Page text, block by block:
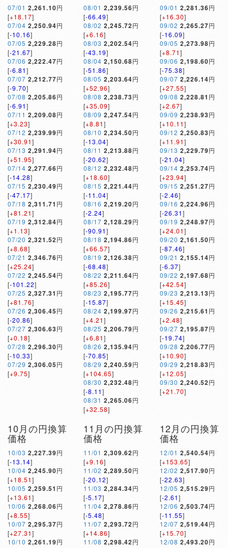
07/01 2,261.10円
[+18.17]
07/04 2,250.94円
[-10.16]
07/05 2,229.28円
[-21.67]
07/06 2,222.47円
[-6.81]
07/07 2,212.77円
[-9.70]
07/08 2,205.86円
[-6.91]
07/11 2,209.08円
[+3.23]
07/12 2,239.99円
[+30.91]
07/13 2,291.94円
[+51.95]
07/14 2,277.66円
[-14.28]
07/15 2,230.49円
[-47.17]
07/18 2,311.71 円
[+81.21]
07/19 2,312.84円
[+1.13]
07/20 2,321.52円
[+8.68]
07/21 2,346.76円
[+25.24]
07/22 2,245.54円
[-101.22]
07/25 2,327.31 円
[+81.76]
07/26 2,306.45円
[-20.86]
07/27 2,306.63円
[+0.18]
07/28 2,296.30円
[-10.33]
07/29 2,306.05円
[+9.75]
08/01 2,239.56円
[-66.49]
08/02 2,245.72円
[+6.16]
08/03 2,202.54円
[-43.19]
08/04 2,150.68円
[-51.86]
08/05 2,203.64円
[+52.96]
08/08 2,238.73円
[+35.09]
08/09 2,247.54円
[+8.81]
08/10 2,234.50円
[-13.04]
08/11 2,213.88円
[-20.62]
08/12 2,232.48円
[+18.60]
08/15 2,221.44円
[-11.04]
08/16 2,219.20円
[-2.24]
08/17 2,128.29円
[-90.91]
08/18 2,194.86円
[+66.57]
08/19 2,126.38円
[-68.48]
08/22 2,211.64円
[+85.26]
08/23 2,195.77円
[-15.87]
08/24 2,199.97円
[+4.21]
08/25 2,206.79円
[+6.81]
08/26 2,135.94円
[-70.85]
08/29 2,240.59円
[+104.65]
08/30 2,232.48円
[-8.11]
08/31 2,265.06円
[+32.58]
09/01 2,281.36円
[+16.30]
09/02 2,265.27円
[-16.09]
09/05 2,273.98円
[+8.71]
09/06 2,198.60円
[-75.38]
09/07 2,226.14円
[+27.55]
09/08 2,228.81 円
[+2.67]
09/09 2,238.93円
[+10.11]
09/12 2,250.83円
[+11.91]
09/13 2,229.79円
[-21.04]
09/14 2,253.74円
[+23.94]
09/15 2,251.27円
[-2.46]
09/16 2,224.96円
[-26.31]
09/19 2,248.97円
[+24.01]
09/20 2,161.50円
[-87.46]
09/21 2,155.14円
[-6.37]
09/22 2,197.68円
[+42.54]
09/23 2,213.13円
[+15.45]
09/26 2,215.61 円
[+2.48]
09/27 2,195.87円
[-19.74]
09/28 2,206.77円
[+10.90]
09/29 2,218.83円
[+12.05]
09/30 2,240.52円
[+21.70]
10月の円換算
価格
10/03 2,227.39円
[-13.14]
10/04 2,245.90円
[+18.51]
10/05 2,259.51 円
[+13.61]
10/06 2,268.06円
[+8.55]
10/07 2,295.37円
[+27.31]
10/10 2,261.19円
11月の円換算
価格
11/01 2,309.62円
[+9.16]
11/02 2,289.50円
[-20.12]
11/03 2,284.34円
[-5.17]
11/04 2,278.86円
[-5.48]
11/07 2,293.72円
[+14.86]
11/08 2,298.42円
12月の円換算
価格
12/01 2,540.54円
[+153.65]
12/02 2,517.90円
[-22.63]
12/05 2,515.29円
[-2.61]
12/06 2,503.74円
[-11.55]
12/07 2,519.44円
[+15.70]
12/08 2,493.20円